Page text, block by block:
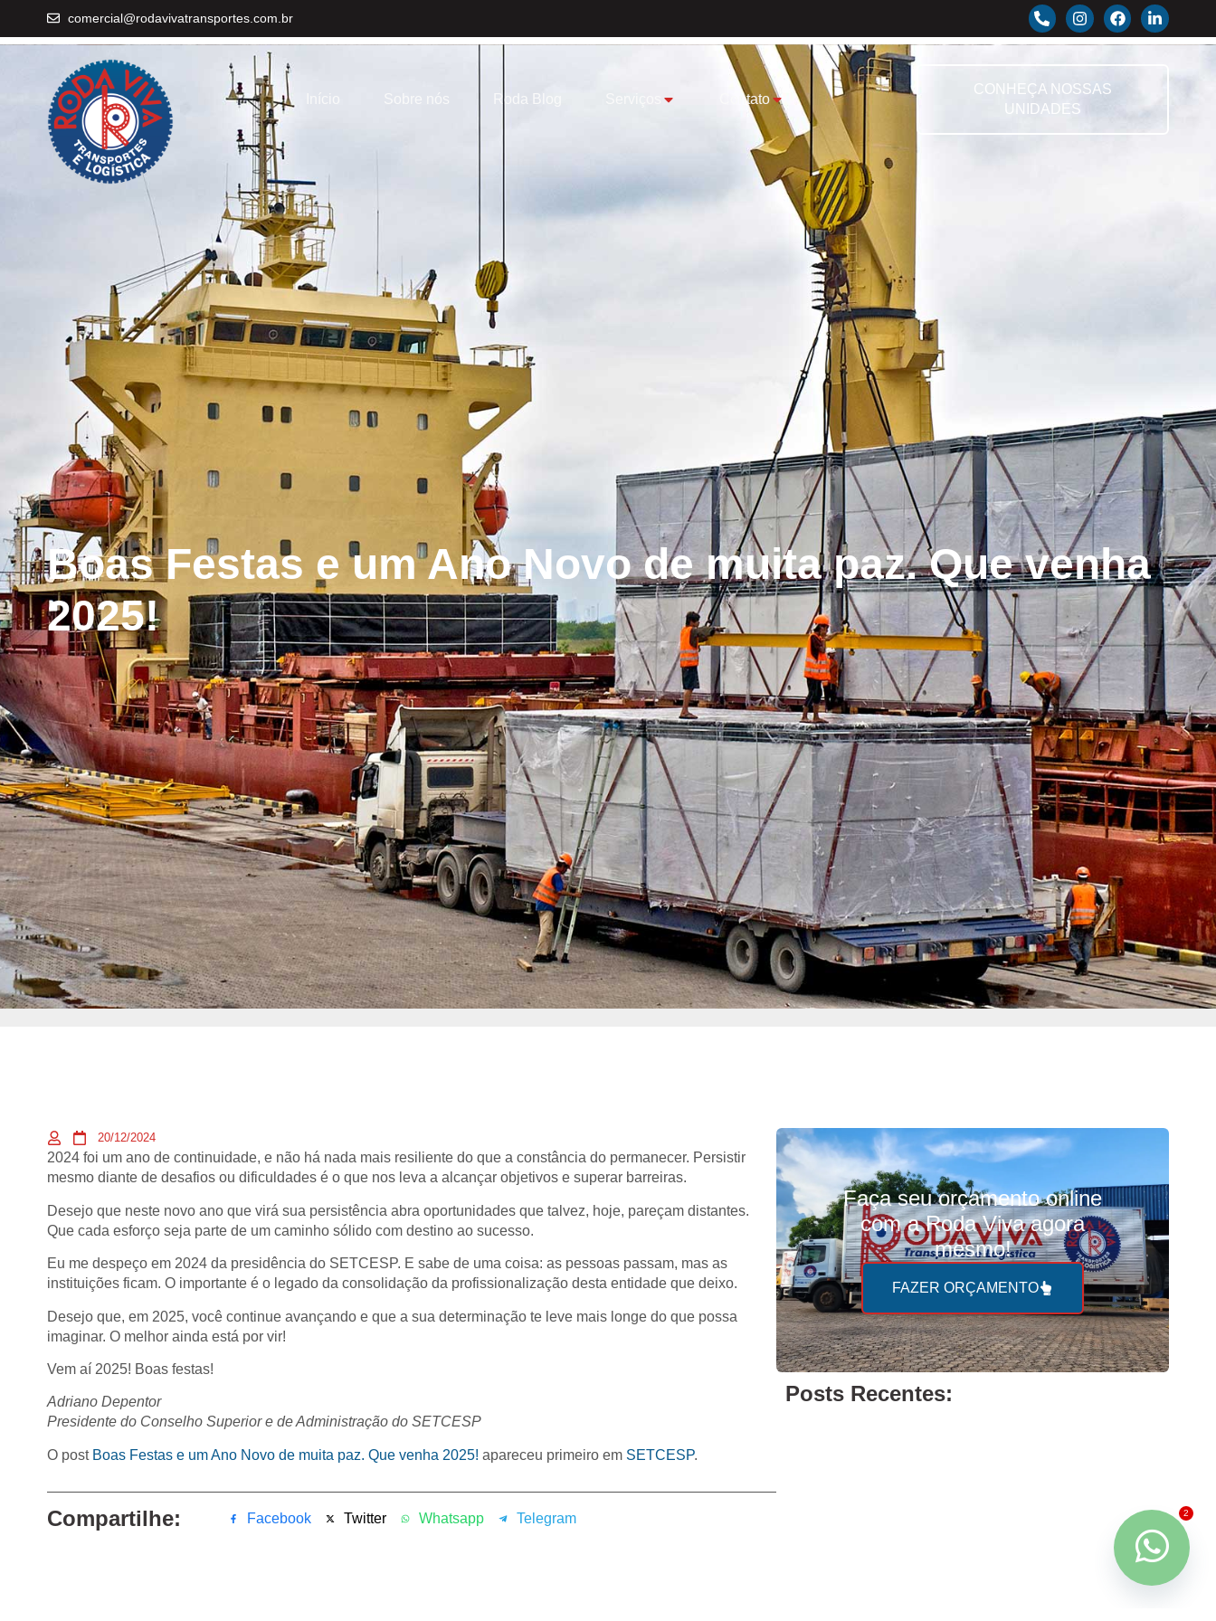
comercial@rodavivatransportes.com.br
Sobre nós Roda Blog Contato
CONHEÇA NOSSAS
UNIDADES
Boas Festas e um Ano Novo de muita paz. Que venha
2025!
20/12/2024
2024 foi um ano de continuidade, e não há nada mais resiliente do que a constância do permanecer. Persistir
mesmo diante de desafios ou dificuldades é o que nos leva a alcançar objetivos e superar barreiras.
Desejo que neste novo ano que virá sua persistência abra oportunidades que talvez, hoje, pareçam distantes.
Que cada esforço seja parte de um caminho sólido com destino ao sucesso.
Eu me despeço em 2024 da presidência do SETCESP. E sabe de uma coisa: as pessoas passam, mas as
instituições ficam. O importante é o legado da consolidação da profissionalização desta entidade que deixo.
Desejo que, em 2025, você continue avançando e que a sua determinação te leve mais longe do que possa
imaginar. O melhor ainda está por vir!
Vem aí 2025! Boas festas!
Adriano Depentor
Presidente do Conselho Superior e de Administração do SETCESP
O post Boas Festas e um Ano Novo de muita paz. Que venha 2025! apareceu primeiro em SETCESP.
Compartilhe: Facebook Twitter Whatsapp Telegram
Faça seuorçamento online
com a Roda Viva agora
mesmo!
FAZER ORÇAMENTO
Posts Recentes: